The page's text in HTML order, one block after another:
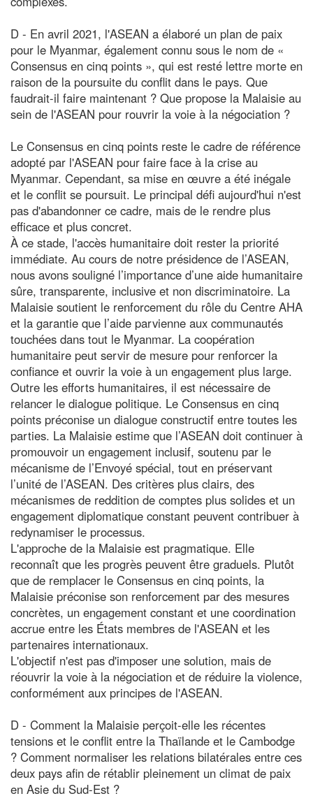
D - En avril 2021, l'ASEAN a élaboré un plan de paix
pour le Myanmar, également connu sous le nom de «
Consensus en cinq points », qui est resté lettre morte en
raison de la poursuite du conflit dans le pays. Que
faudrait-il faire maintenant ? Que propose la Malaisie au
sein de l'ASEAN pour rouvrir la voie à la négociation ?
Le Consensus en cinq points reste le cadre de référence
adopté par l'ASEAN pour faire face à la crise au
Myanmar. Cependant, sa mise en œuvre a été inégale
et le conflit se poursuit. Le principal défi aujourd'hui n'est
pas d'abandonner ce cadre, mais de le rendre plus
efficace et plus concret.
À ce stade, l'accès humanitaire doit rester la priorité
immédiate. Au cours de notre présidence de l’ASEAN,
nous avons souligné l’importance d’une aide humanitaire
sûre, transparente, inclusive et non discriminatoire. La
Malaisie soutient le renforcement du rôle du Centre AHA
et la garantie que l’aide parvienne aux communautés
touchées dans tout le Myanmar. La coopération
humanitaire peut servir de mesure pour renforcer la
confiance et ouvrir la voie à un engagement plus large.
Outre les efforts humanitaires, il est nécessaire de
relancer le dialogue politique. Le Consensus en cinq
points préconise un dialogue constructif entre toutes les
parties. La Malaisie estime que l’ASEAN doit continuer à
promouvoir un engagement inclusif, soutenu par le
mécanisme de l’Envoyé spécial, tout en préservant
l’unité de l’ASEAN. Des critères plus clairs, des
mécanismes de reddition de comptes plus solides et un
engagement diplomatique constant peuvent contribuer à
redynamiser le processus.
L'approche de la Malaisie est pragmatique. Elle
reconnaît que les progrès peuvent être graduels. Plutôt
que de remplacer le Consensus en cinq points, la
Malaisie préconise son renforcement par des mesures
concrètes, un engagement constant et une coordination
accrue entre les États membres de l'ASEAN et les
partenaires internationaux.
L'objectif n'est pas d'imposer une solution, mais de
réouvrir la voie à la négociation et de réduire la violence,
conformément aux principes de l'ASEAN.
D - Comment la Malaisie perçoit-elle les récentes
tensions et le conflit entre la Thaïlande et le Cambodge
? Comment normaliser les relations bilatérales entre ces
deux pays afin de rétablir pleinement un climat de paix
en Asie du Sud-Est ?